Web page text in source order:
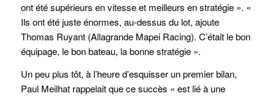
ont été supérieurs en vitesse et meilleurs en stratégie ». «
Ils ont été juste énormes, au-dessus du lot, ajoute
Thomas Ruyant (Allagrande Mapei Racing). C’était le bon
équipage, le bon bateau, la bonne stratégie ».
Un peu plus tôt, à l’heure d’esquisser un premier bilan,
Paul Meilhat rappelait que ce succès « est lié à une